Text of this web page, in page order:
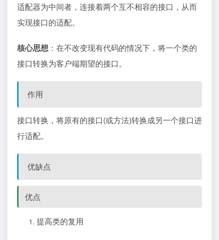
适配器为中间者，连接着两个互不相容的接口，从而
实现接口的适配。
核心思想 ：在不改变现有代码的情况下，将一个类的
接口转换为客户端期望的接口。
作用
接口转换，将原有的接口(或方法)转换成另一个接口进
行适配。
优缺点
优点
提高类的复用